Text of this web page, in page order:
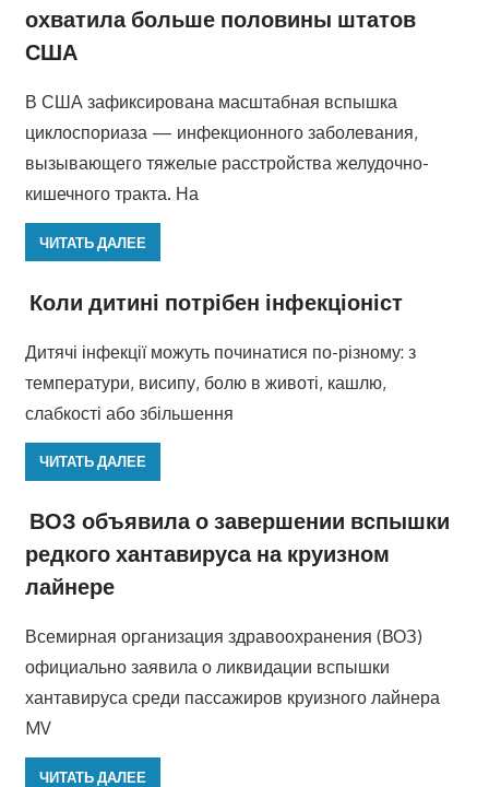
охватила больше половины штатов
США
В США зафиксирована масштабная вспышка
циклоспориаза — инфекционного заболевания,
вызывающего тяжелые расстройства желудочно-
кишечного тракта. На
ЧИТАТЬ ДАЛЕЕ
Коли дитині потрібен інфекціоніст
Дитячі інфекції можуть починатися по-різному: з
температури, висипу, болю в животі, кашлю,
слабкості або збільшення
ЧИТАТЬ ДАЛЕЕ
ВОЗ объявила о завершении вспышки
редкого хантавируса на круизном
лайнере
Всемирная организация здравоохранения (ВОЗ)
официально заявила о ликвидации вспышки
хантавируса среди пассажиров круизного лайнера
MV
ЧИТАТЬ ДАЛЕЕ